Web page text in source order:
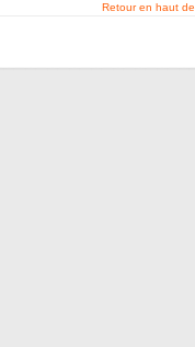
Retour en haut